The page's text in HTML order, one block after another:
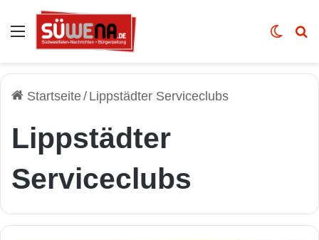
Auswahl Skin
Startseite/ Lippstädter Serviceclubs
Lippstädter
Serviceclubs